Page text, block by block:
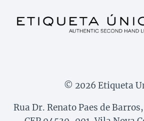
© 2026 Etiqueta
Rua Dr. Renato Paes de